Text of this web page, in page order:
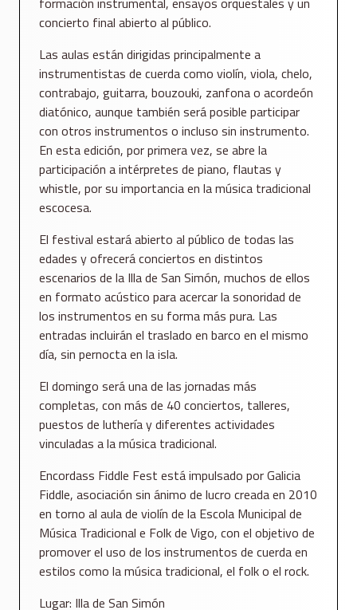
concierto final abierto al público.
Las aulas están dirigidas principalmente a
instrumentistas de cuerda como violín, viola, chelo,
contrabajo, guitarra, bouzouki, zanfona o acordeón
diatónico, aunque también será posible participar
con otros instrumentos o incluso sin instrumento.
En esta edición, por primera vez, se abre la
participación a intérpretes de piano, flautas y
whistle, por su importancia en la música tradicional
escocesa.
El festival estará abierto al público de todas las
edades y ofrecerá conciertos en distintos
escenarios de la Illa de San Simón, muchos de ellos
en formato acústico para acercar la sonoridad de
los instrumentos en su forma más pura. Las
entradas incluirán el traslado en barco en el mismo
día, sin pernocta en la isla.
El domingo será una de las jornadas más
completas, con más de 40 conciertos, talleres,
puestos de luthería y diferentes actividades
vinculadas a la música tradicional.
Encordass Fiddle Fest está impulsado por Galicia
Fiddle, asociación sin ánimo de lucro creada en 2010
en torno al aula de violín de la Escola Municipal de
Música Tradicional e Folk de Vigo, con el objetivo de
promover el uso de los instrumentos de cuerda en
estilos como la música tradicional, el folk o el rock.
Lugar: Illa de San Simón